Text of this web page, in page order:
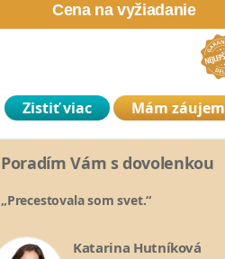
Cena na vyžiadanie
Zistiť viac Mám záujem
Poradím Vám s dovolenkou
„Precestovala som svet.“
Katarina Hutníková